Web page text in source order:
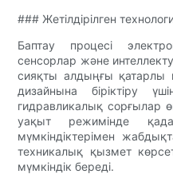
### Жетілдірілген
Баптау процесі
сенсорлар және
сияқты алдыңғы қатарлы
дизайнына біріктіру
гидравликалық сорғылар
уақыт режимінде
мүмкіндіктерімен
техникалық қызмет
мүмкіндік береді.